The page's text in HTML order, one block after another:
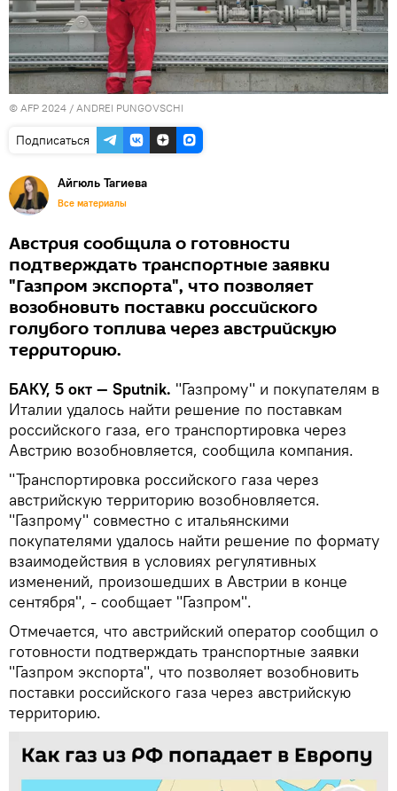
© AFP 2024 / ANDREI PUNGOVSCHI
Подписаться
Айгюль Тагиева
Все материалы
Австрия сообщила о готовности
подтверждать транспортные заявки
"Газпром экспорта", что позволяет
возобновить поставки российского
голубого топлива через австрийскую
территорию.
БАКУ, 5 окт — Sputnik. "Газпрому" и покупателям в
Италии удалось найти решение по поставкам
российского газа, его транспортировка через
Австрию возобновляется, сообщила компания.
"Транспортировка российского газа через
австрийскую территорию возобновляется.
"Газпрому" совместно с итальянскими
покупателями удалось найти решение по формату
взаимодействия в условиях регулятивных
изменений, произошедших в Австрии в конце
сентября", - сообщает "Газпром".
Отмечается, что австрийский оператор сообщил о
готовности подтверждать транспортные заявки
"Газпром экспорта", что позволяет возобновить
поставки российского газа через австрийскую
территорию.